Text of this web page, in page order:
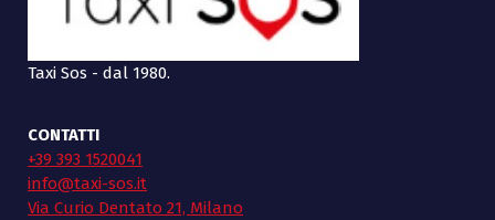
Taxi Sos - dal 1980.
CONTATTI
+39 393 1520041
info@taxi-sos.it
Via Curio Dentato 21, Milano